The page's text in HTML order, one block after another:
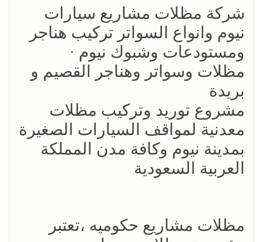
شركة مظلات مشاريع سيارات
نيوم وانواع السواتر تركيب هناجر
ومستودعات وشبوك نيوم ·
مظلات وسواتر وهناجر القصيم و
بريدة
مشروع توريد وتركيب مظلات
معدنية لمواقف السيارات الصغيرة
بمدينة نيوم وكافة مدن المملكة
العربية السعودية
مظلات مشاريع حكوميه ،تعتبر